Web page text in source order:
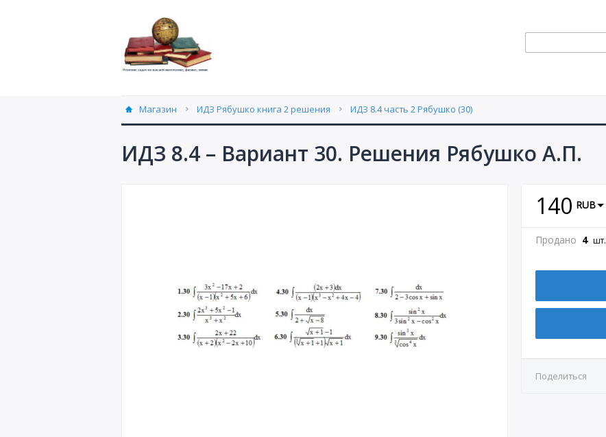
Магазин ИДЗ Рябушко книга 2 решения ИДЗ 8.4 часть 2 Рябушко (30)
ИДЗ 8.4 – Вариант 30. Решения Рябушко А.П.
140 RUB
Продано 4 шт.
Поделиться